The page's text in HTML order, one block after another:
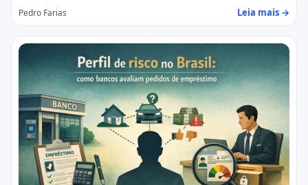
Pedro Farias Leia mais →